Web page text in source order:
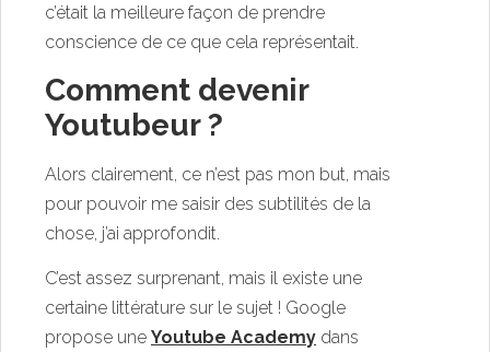
c’était la meilleure façon de prendre
conscience de ce que cela représentait.
Comment devenir
Youtubeur ?
Alors clairement, ce n’est pas mon but, mais
pour pouvoir me saisir des subtilités de la
chose, j’ai approfondit.
C’est assez surprenant, mais il existe une
certaine littérature sur le sujet ! Google
propose une Youtube Academy dans